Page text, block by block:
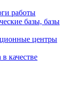
работы
базы, базы
центры
качестве